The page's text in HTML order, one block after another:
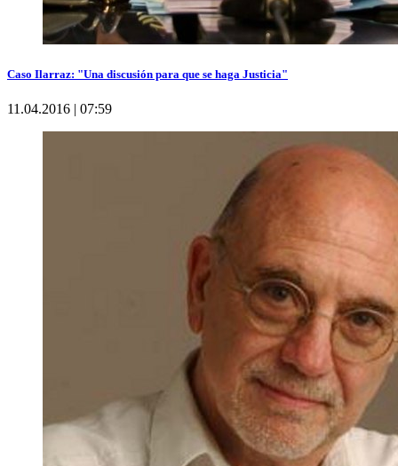
Caso Ilarraz: "Una discusión para que se haga Justicia"
11.04.2016 | 07:59